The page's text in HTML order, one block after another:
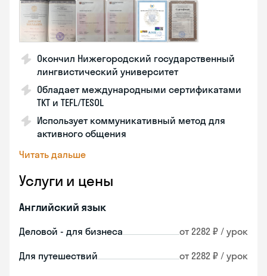
Окончил Нижегородский государственный
лингвистический университет
Обладает международными сертификатами
TKT и TEFL/TESOL
Использует коммуникативный метод для
активного общения
Читать дальше
Услуги и цены
Английский язык
Деловой - для бизнеса от 2282 ₽ / урок
Для путешествий от 2282 ₽ / урок